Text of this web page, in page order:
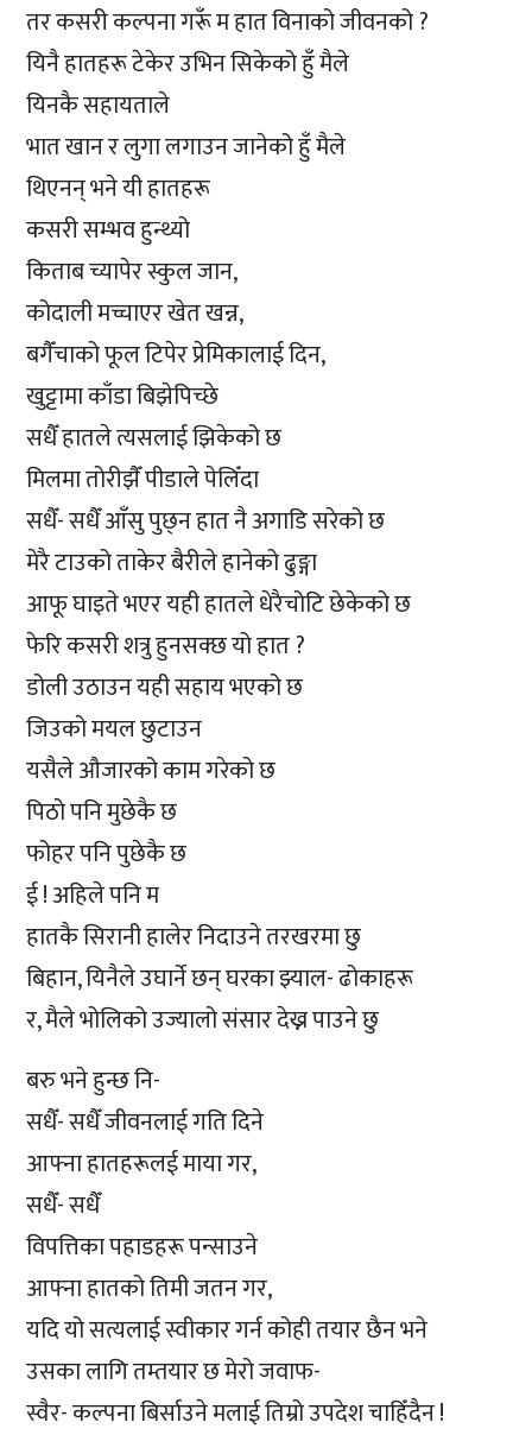
तर कसरी कल्पना गरूँ म हात विनाको जीवनको ?
यिनै हातहरू टेकेर उभिन सिकेको हुँ मैले
यिनकै सहायताले
भात खान र लुगा लगाउन जानेको हुँ मैले
थिएनन् भने यी हातहरू
कसरी सम्भव हुन्थ्यो
किताब च्यापेर स्कुल जान,
कोदाली मच्चाएर खेत खन्न,
बगैँचाको फूल टिपेर प्रेमिकालाई दिन,
खुट्टामा काँडा बिझेपिच्छे
सधैँ हातले त्यसलाई झिकेको छ
मिलमा तोरीझैँ पीडाले पेलिँदा
सधैँ- सधैँ आँसु पुछ्न हात नै अगाडि सरेको छ
मेरै टाउको ताकेर बैरीले हानेको ढुङ्गा
आफू घाइते भएर यही हातले धेरैचोटि छेकेको छ
फेरि कसरी शत्रु हुनसक्छ यो हात ?
डोली उठाउन यही सहाय भएको छ
जिउको मयल छुटाउन
यसैले औजारको काम गरेको छ
पिठो पनि मुछेकै छ
फोहर पनि पुछेकै छ
ई ! अहिले पनि म
हातकै सिरानी हालेर निदाउने तरखरमा छु
बिहान, यिनैले उघार्ने छन् घरका झ्याल- ढोकाहरू
र, मैले भोलिको उज्यालो संसार देख्न पाउने छु
बरु भने हुन्छ नि-
सधैँ- सधैँ जीवनलाई गति दिने
आफ्ना हातहरूलई माया गर,
सधैँ- सधैँ
विपत्तिका पहाडहरू पन्साउने
आफ्ना हातको तिमी जतन गर,
यदि यो सत्यलाई स्वीकार गर्न कोही तयार छैन भने
उसका लागि तम्तयार छ मेरो जवाफ-
स्वैर- कल्पना बिर्साउने मलाई तिम्रो उपदेश चाहिँदैन !